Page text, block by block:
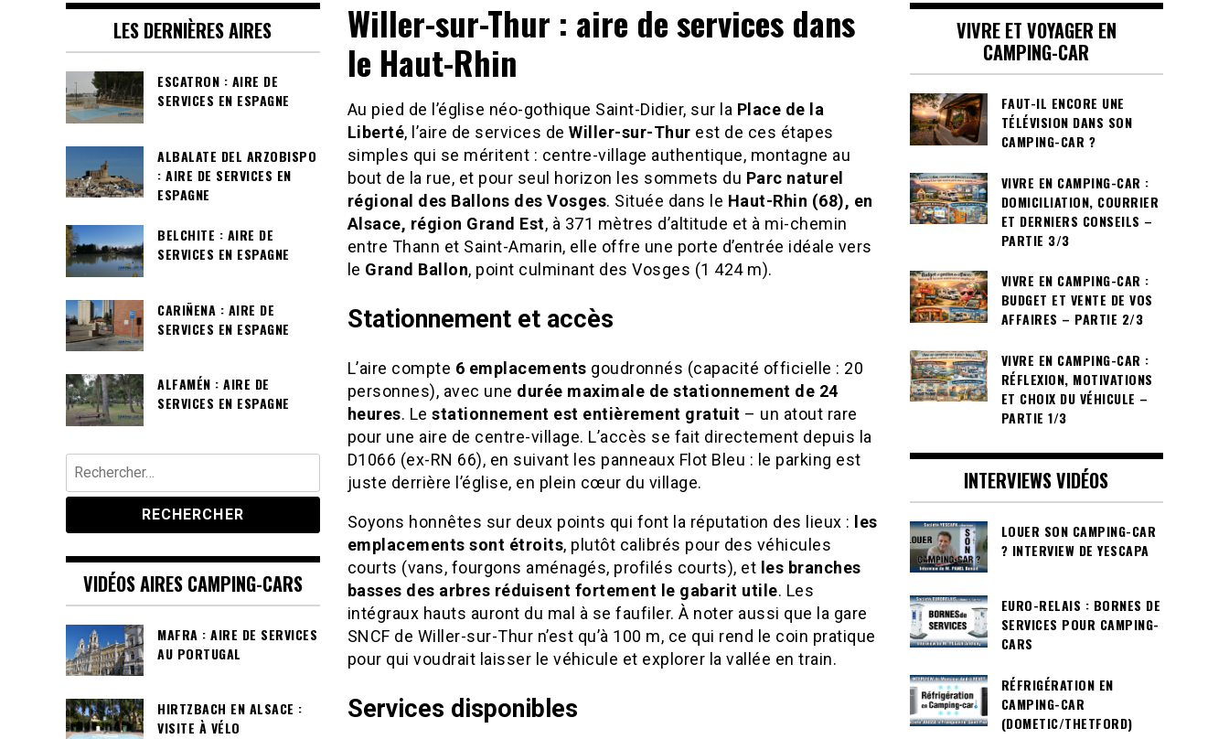
Willer-sur-Thur : aire de services dans
le Haut-Rhin
Au pied de l’église néo-gothique Saint-Didier, sur la Place de la
Liberté, l’aire de services de Willer-sur-Thur est de ces étapes
simples qui se méritent : centre-village authentique, montagne au
bout de la rue, et pour seul horizon les sommets du Parc naturel
régional des Ballons des Vosges. Située dans le Haut-Rhin (68), en
Alsace, région Grand Est, à 371 mètres d’altitude et à mi-chemin
entre Thann et Saint-Amarin, elle offre une porte d’entrée idéale vers
le Grand Ballon, point culminant des Vosges (1 424 m).
Stationnement et accès
L’aire compte 6 emplacements goudronnés (capacité officielle : 20
personnes), avec une durée maximale de stationnement de 24
heures. Le stationnement est entièrement gratuit – un atout rare
pour une aire de centre-village. L’accès se fait directement depuis la
D1066 (ex-RN 66), en suivant les panneaux Flot Bleu : le parking est
juste derrière l’église, en plein cœur du village.
Soyons honnêtes sur deux points qui font la réputation des lieux :
les
emplacements sont étroits, plutôt calibrés pour des véhicules
courts (vans, fourgons aménagés, profilés courts), et les branches
basses des arbres réduisent fortement le gabarit utile. Les
intégraux hauts auront du mal à se faufiler. À noter aussi que la gare
SNCF de Willer-sur-Thur n’est qu’à 100 m, ce qui rend le coin pratique
pour qui voudrait laisser le véhicule et explorer la vallée en train.
Services disponibles
LES DERNIÈRES AIRES
ESCATRON : AIRE DE
SERVICES EN ESPAGNE
ALBALATE DEL ARZOBISPO
: AIRE DE SERVICES EN
ESPAGNE
BELCHITE : AIRE DE
SERVICES EN ESPAGNE
CARIÑENA : AIRE DE
SERVICES EN ESPAGNE
ALFAMÉN : AIRE DE
SERVICES EN ESPAGNE
Rechercher :
VIDÉOS AIRES CAMPING-CARS
MAFRA : AIRE DE SERVICES
AU PORTUGAL
HIRTZBACH EN ALSACE :
VISITE À VÉLO
VIVRE ET VOYAGER EN
CAMPING-CAR
FAUT-IL ENCORE UNE
TÉLÉVISION DANS SON
CAMPING-CAR ?
VIVRE EN CAMPING-CAR :
DOMICILIATION, COURRIER
ET DERNIERS CONSEILS –
PARTIE 3/3
VIVRE EN CAMPING-CAR :
BUDGET ET VENTE DE VOS
AFFAIRES – PARTIE 2/3
VIVRE EN CAMPING-CAR :
RÉFLEXION, MOTIVATIONS
ET CHOIX DU VÉHICULE –
PARTIE 1/3
INTERVIEWS VIDÉOS
LOUER SON CAMPING-CAR
? INTERVIEW DE YESCAPA
EURO-RELAIS : BORNES DE
SERVICES POUR CAMPING-
CARS
RÉFRIGÉRATION EN
CAMPING-CAR
(DOMETIC/THETFORD)